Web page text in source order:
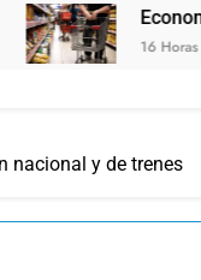
Economía en dos
16 Horas Atrás
nacional y de trenes